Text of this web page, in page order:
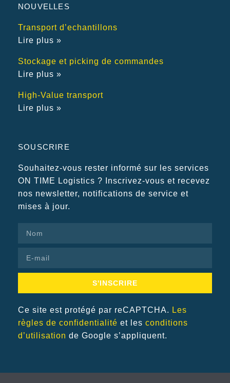
NOUVELLES
Transport d’echantillons
Lire plus »
Stockage et picking de commandes
Lire plus »
High-Value transport
Lire plus »
SOUSCRIRE
Souhaitez-vous rester informé sur les services
ON TIME Logistics ? Inscrivez-vous et recevez
nos newsletter, notifications de service et
mises à jour.
S'INSCRIRE
Ce site est protégé par reCAPTCHA. Les
règles de confidentialité et les conditions
d’utilisation de Google s’appliquent.